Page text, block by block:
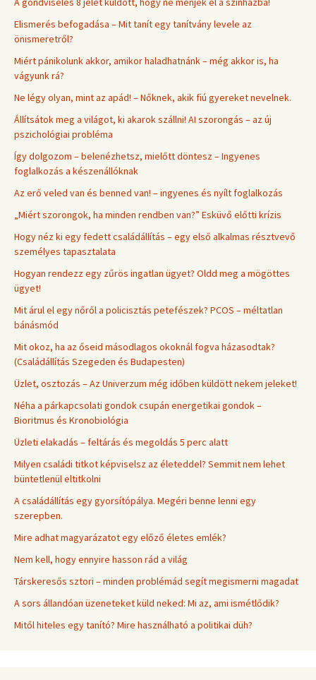
Elismerés befogadása – Mit tanít egy tanítvány levele az
önismeretről?
Miért pánikolunk akkor, amikor haladhatnánk – még akkor is, ha
vágyunk rá?
Ne légy olyan, mint az apád! – Nőknek, akik fiú gyereket nevelnek.
Állítsátok meg a világot, ki akarok szállni! AI szorongás – az új
pszichológiai probléma
Így dolgozom – belenézhetsz, mielőtt döntesz – Ingyenes
foglalkozás a készenállóknak
Az erő veled van és benned van! – ingyenes és nyílt foglalkozás
„Miért szorongok, ha minden rendben van?” Esküvő előtti krízis
Hogy néz ki egy fedett családállítás – egy első alkalmas résztvevő
személyes tapasztalata
Hogyan rendezz egy zűrös ingatlan ügyet? Oldd meg a mögöttes
ügyet!
Mit árul el egy nőről a policisztás petefészek? PCOS – méltatlan
bánásmód
Mit okoz, ha az őseid másodlagos okoknál fogva házasodtak?
(Családállítás Szegeden és Budapesten)
Üzlet, osztozás – Az Univerzum még időben küldött nekem jeleket!
Néha a párkapcsolati gondok csupán energetikai gondok –
Bioritmus és Kronobiológia
Üzleti elakadás – feltárás és megoldás 5 perc alatt
Milyen családi titkot képviselsz az életeddel? Semmit nem lehet
büntetlenül eltitkolni
A családállítás egy gyorsítópálya. Megéri benne lenni egy
szerepben.
Mire adhat magyarázatot egy előző életes emlék?
Nem kell, hogy ennyire hasson rád a világ
Társkeresős sztori – minden problémád segít megismerni magadat
A sors állandóan üzeneteket küld neked: Mi az, ami ismétlődik?
Mitől hiteles egy tanító? Mire használható a politikai düh?